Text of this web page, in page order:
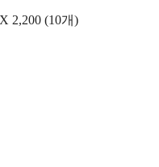
2,200 (10개)